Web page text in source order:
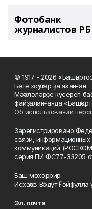
Фотобанк
журналистов РБ
© 1917 - 2026
Бөтә хоҡуҡтар ҙа яҡланған.
Мәҡәләләрҙе күсереп
файҙаланғанда
Об использовании
Зарегистрировано
связи,
коммуникаций
серия ПИ ФС77-33205 от
Баш мөхәррир
Исхаҡов Вәдүт Ғәйфулла
Эл. почта